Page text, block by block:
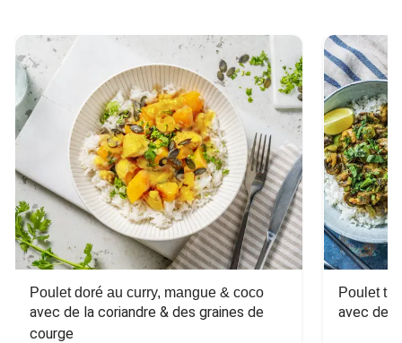
Poulet doré au curry, mangue & coco
avec de la coriandre & des graines de
courge
Poulet
avec des